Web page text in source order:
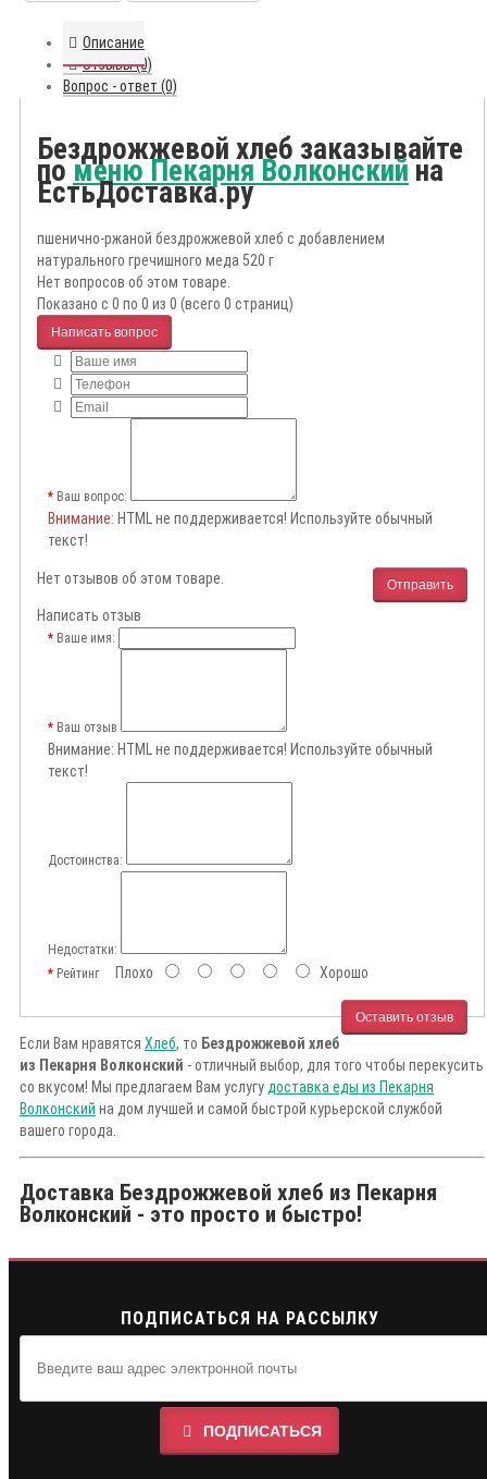
Описание
Отзывы (0)
Вопрос - ответ (0)
Бездрожжевой хлеб заказывайте
поменю Пекарня Волконскийна
ЕстьДоставка.ру
пшенично-ржаной бездрожжевой хлеб с добавлением
натурального гречишного меда 520 г
Нет вопросов об этом товаре.
Показано с 0 по 0 из 0 (всего 0 страниц)
Написать вопрос
Ваш вопрос:
Внимание: HTML не поддерживается! Используйте обычный
текст!
Отправить
Нет отзывов об этом товаре.
Написать отзыв
Ваше имя:
Ваш отзыв
Внимание: HTML не поддерживается! Используйте обычный
текст!
Достоинства:
Недостатки:
РейтингПлохо Хорошо
Оставить отзыв
Если Вам нравятся Хлеб, то Бездрожжевой хлеб
из Пекарня Волконский - отличный выбор, для того чтобы перекусить
со вкусом! Мы предлагаем Вам услугу доставка еды из Пекарня
Волконский на дом лучшей и самой быстрой курьерской службой
вашего города.
Доставка Бездрожжевой хлеб из Пекарня
Волконский - это просто и быстро!
ПОДПИСАТЬСЯ НА РАССЫЛКУ
ПОДПИСАТЬСЯ